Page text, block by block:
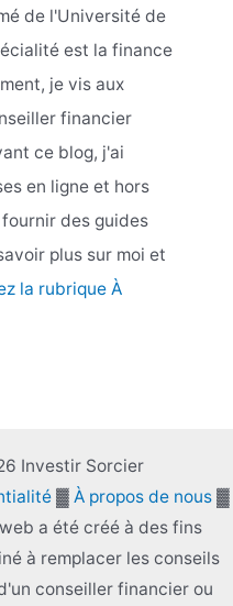
de l'Université de
est la finance
je vis aux
financier
ce blog, j'ai
en ligne et hors
des guides
plus sur moi et
la rubrique À
Investir Sorcier
▓ À propos de nous▓
a été créé à des fins
à remplacer les conseils
conseiller financier ou